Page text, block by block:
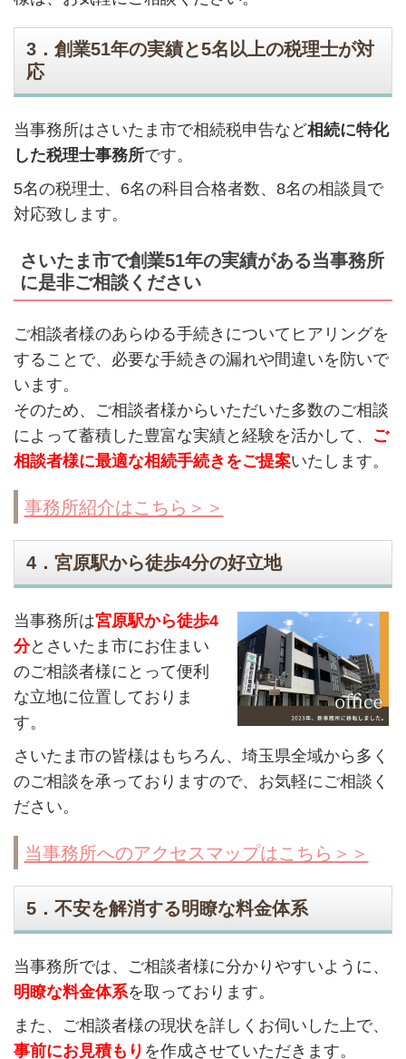
3．創業51年の実績と5名以上の税理士が対
応
当事務所はさいたま市で相続税申告など相続に特化
した税理士事務所です。
5名の税理士、6名の科目合格者数、8名の相談員で
対応致します。
さいたま市で創業51年の実績がある当事務所
に是非ご相談ください
ご相談者様のあらゆる手続きについてヒアリングを
することで、必要な手続きの漏れや間違いを防いで
います。
そのため、ご相談者様からいただいた多数のご相談
によって蓄積した豊富な実績と経験を活かして、
ご
相談者様に最適な相続手続きをご提案いたします。
事務所紹介はこちら＞＞
4．宮原駅から徒歩4分の好立地
当事務所は宮原駅から徒歩4
分とさいたま市にお住まい
のご相談者様にとって便利
な立地に位置しておりま
す。
さいたま市の皆様はもちろん、埼玉県全域から多く
のご相談を承っておりますので、お気軽にご相談く
ださい。
当事務所へのアクセスマップはこちら＞＞
5．不安を解消する明瞭な料金体系
当事務所では、ご相談者様に分かりやすいように、
明瞭な料金体系を取っております。
また、ご相談者様の現状を詳しくお伺いした上で、
事前にお見積もり を作成させていただきます。